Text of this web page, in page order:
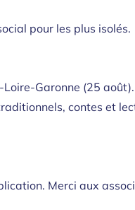
pour les plus isolés.
Garonne (25 août).
contes et
Merci aux